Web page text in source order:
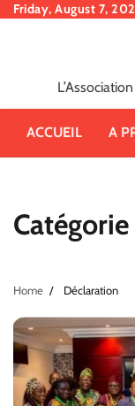
SkipFriday, August 7,
ACCUEIL A
Catégorie
Home Déclaration